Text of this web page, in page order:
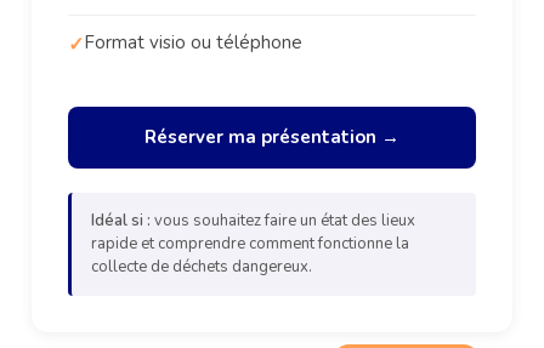
Format visio ou téléphone
Réserver ma présentation →
Idéal si : vous souhaitez faire un état des lieux
rapide et comprendre comment fonctionne la
collecte de déchets dangereux.